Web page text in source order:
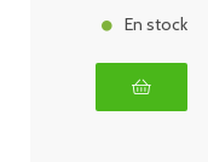
En stock